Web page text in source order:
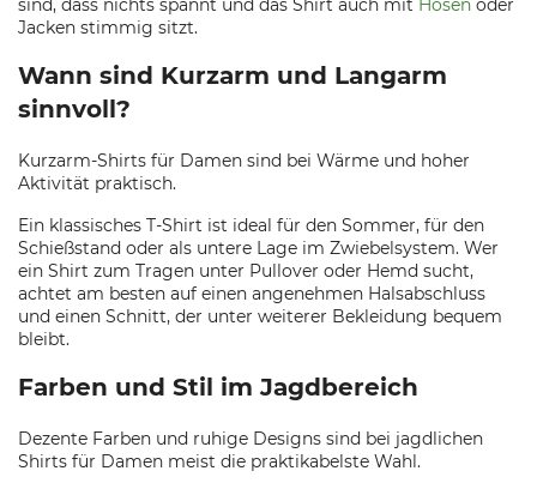
sind, dass nichts spannt und das Shirt auch mit Hosen oder
Jacken stimmig sitzt.
Wann sind Kurzarm und Langarm
sinnvoll?
Kurzarm-Shirts für Damen sind bei Wärme und hoher
Aktivität praktisch.
Ein klassisches T-Shirt ist ideal für den Sommer, für den
Schießstand oder als untere Lage im Zwiebelsystem. Wer
ein Shirt zum Tragen unter Pullover oder Hemd sucht,
achtet am besten auf einen angenehmen Halsabschluss
und einen Schnitt, der unter weiterer Bekleidung bequem
bleibt.
Farben und Stil im Jagdbereich
Dezente Farben und ruhige Designs sind bei jagdlichen
Shirts für Damen meist die praktikabelste Wahl.